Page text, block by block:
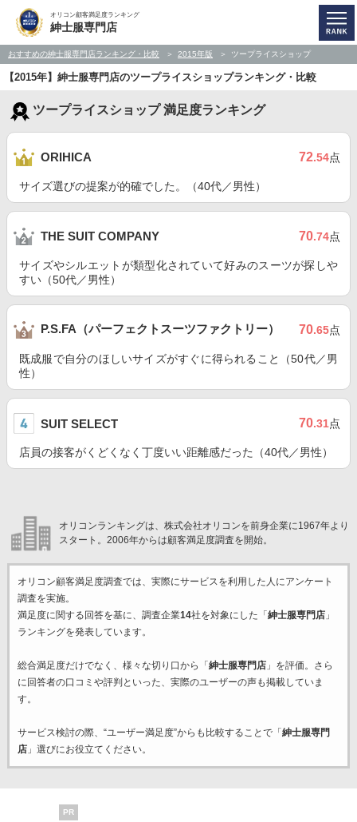
オリコン顧客満足度ランキング
紳士服専門店
おすすめの紳士服専門店ランキング・比較 2015年版 ツープライスショップ
【2015年】紳士服専門店のツープライスショップランキング・比較
ツープライスショップ 満足度ランキング
ORIHICA 72.54点
サイズ選びの提案が的確でした。（40代／男性）
THE SUIT COMPANY 70.74点
サイズやシルエットが類型化されていて好みのスーツが探しや
すい（50代／男性）
P.S.FA（パーフェクトスーツファクトリー） 70.65点
既成服で自分のほしいサイズがすぐに得られること（50代／男
性）
SUIT SELECT 70.31点
店員の接客がくどくなく丁度いい距離感だった（40代／男性）
オリコンランキングは、株式会社オリコンを前身企業に1967年より
スタート。2006年からは顧客満足度調査を開始。
オリコン顧客満足度調査では、実際にサービスを利用した 人にアンケート
調査を実施。
満足度に関する回答を基に、調査企業14社を対象にした「 紳士服専門店」
ランキングを発表しています。
総合満足度だけでなく、様々な切り口から「 紳士服専門店」を評価。さら
に回答者の口コミや評判といった、実際のユーザーの声も掲載していま
す。
サービス検討の際、“ユーザー満足度”からも比較することで「 紳士服専門
店」選びにお役立てください。
PR